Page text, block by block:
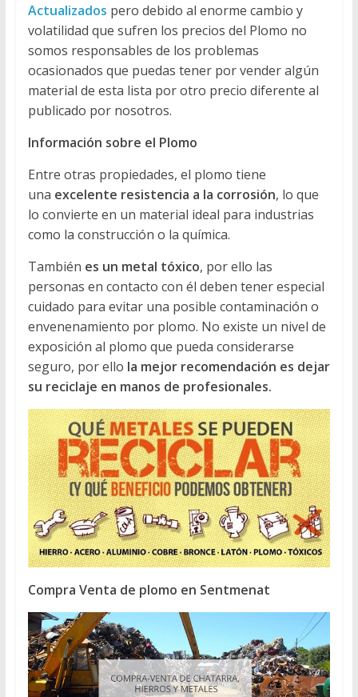
Actualizados pero debido al enorme cambio y
volatilidad que sufren los precios del Plomo no
somos responsables de los problemas
ocasionados que puedas tener por vender algún
material de esta lista por otro precio diferente al
publicado por nosotros.
Información sobre el Plomo
Entre otras propiedades, el plomo tiene
una excelente resistencia a la corrosión, lo que
lo convierte en un material ideal para industrias
como la construcción o la química.
También es un metal tóxico, por ello las
personas en contacto con él deben tener especial
cuidado para evitar una posible contaminación o
envenenamiento por plomo. No existe un nivel de
exposición al plomo que pueda considerarse
seguro, por ello la mejor recomendación es dejar
su reciclaje en manos de profesionales.
Compra Venta de plomo en Sentmenat